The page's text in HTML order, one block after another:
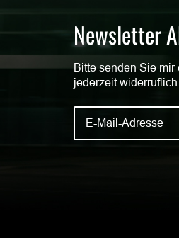
Newsletter
Bitte senden Sie mir
jederzeit